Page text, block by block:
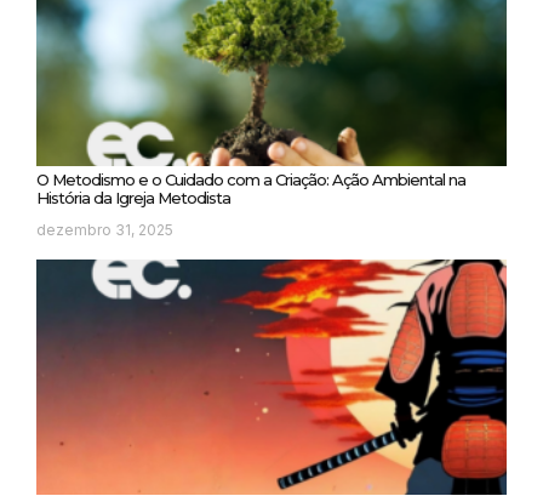
O Metodismo e o Cuidado com a Criação: Ação Ambiental na
História da Igreja Metodista
dezembro 31, 2025